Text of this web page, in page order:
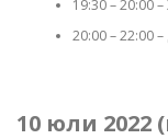
19:30 – 20:00
20:00 – 22:00
10 юли 2022